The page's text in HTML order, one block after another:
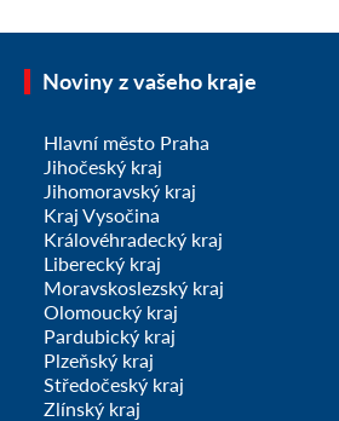
Noviny z vašeho kraje
Hlavní město Praha
Jihočeský kraj
Jihomoravský kraj
Kraj Vysočina
Královéhradecký kraj
Liberecký kraj
Moravskoslezský kraj
Olomoucký kraj
Pardubický kraj
Plzeňský kraj
Středočeský kraj
Zlínský kraj